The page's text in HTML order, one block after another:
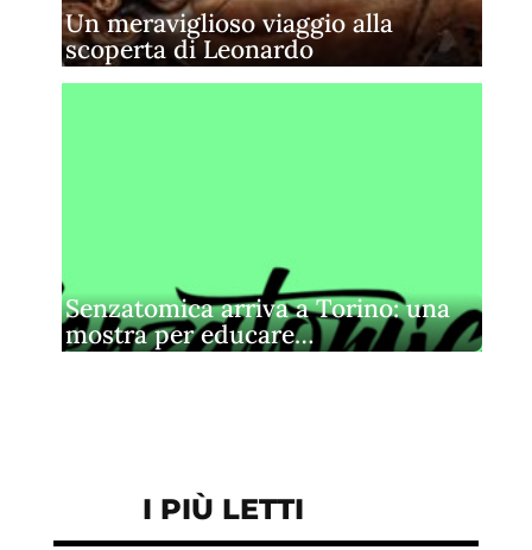
Un meraviglioso viaggio alla
scoperta di Leonardo
Senzatomica arriva a Torino: una
mostra per educare…
I PIÙ LETTI